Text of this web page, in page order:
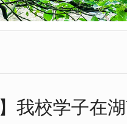
我校学子在